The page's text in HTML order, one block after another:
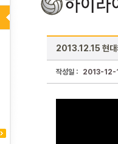
2013.12.15 현대
작성일 : 2013-12-